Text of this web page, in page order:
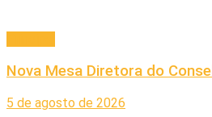
Nova Mesa Diretora do
5 de agosto de 2026